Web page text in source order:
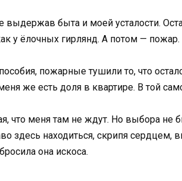
быта и моей усталости.
у ёлочных гирлянд. А потом — пожар.
пожарные тушили то, что
же есть доля в квартире. В той
что меня там не ждут. Но выбора не
здесь находиться, скрипя
она искоса.